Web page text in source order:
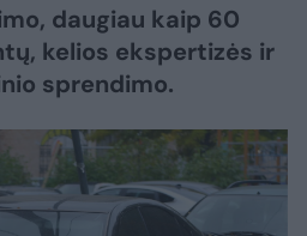
daugiau kaip 60
kelios ekspertizės ir
sprendimo.